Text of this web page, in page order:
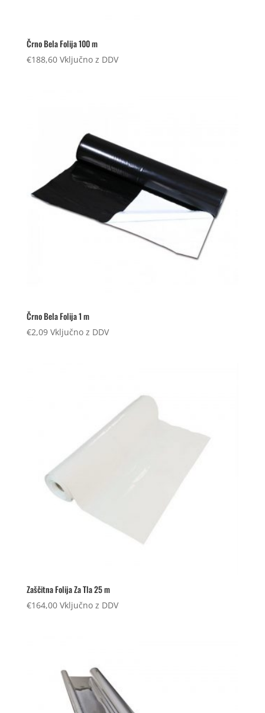
Črno Bela Folija 100 m
€188,60 Vključno z DDV
Črno Bela Folija 1 m
€2,09 Vključno z DDV
Zaščitna Folija Za Tla 25 m
€164,00 Vključno z DDV